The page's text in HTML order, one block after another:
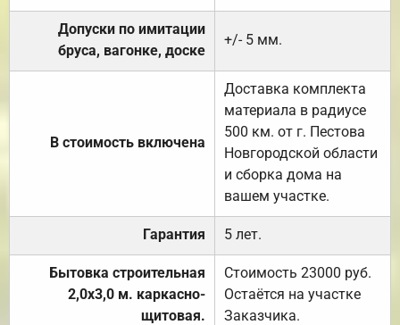
Допуски по имитации
бруса, вагонке, доске
+/- 5 мм.
В стоимость включена
Доставка комплекта
материала в радиусе
500 км. от г. Пестова
Новгородской области
и сборка дома на
вашем участке.
Гарантия 5 лет.
Бытовка строительная
2,0х3,0 м. каркасно-
щитовая.
Стоимость 23000 руб.
Остаётся на участке
Заказчика.